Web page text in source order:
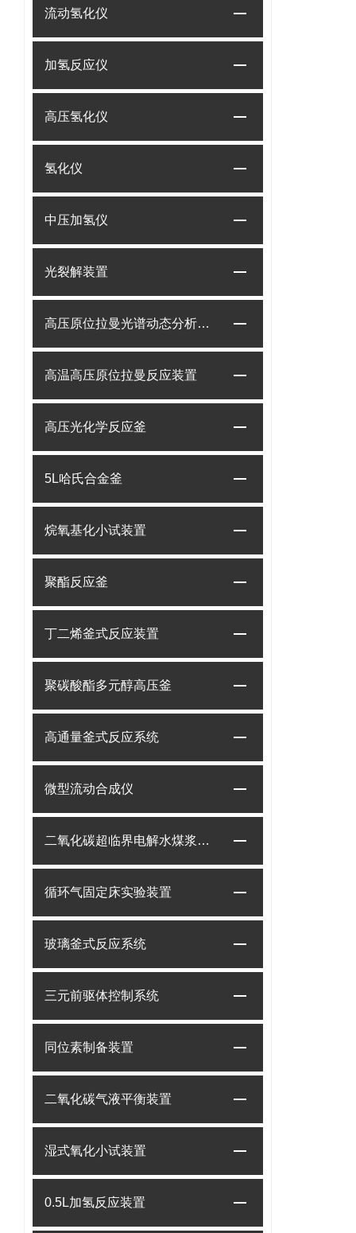
流动氢化仪
加氢反应仪
高压氢化仪
氢化仪
中压加氢仪
光裂解装置
高压原位拉曼光谱动态分析系统
高温高压原位拉曼反应装置
高压光化学反应釜
5L哈氏合金釜
烷氧基化小试装置
聚酯反应釜
丁二烯釜式反应装置
聚碳酸酯多元醇高压釜
高通量釜式反应系统
微型流动合成仪
二氧化碳超临界电解水煤浆制甲烷装置
循环气固定床实验装置
玻璃釜式反应系统
三元前驱体控制系统
同位素制备装置
二氧化碳气液平衡装置
湿式氧化小试装置
0.5L加氢反应装置